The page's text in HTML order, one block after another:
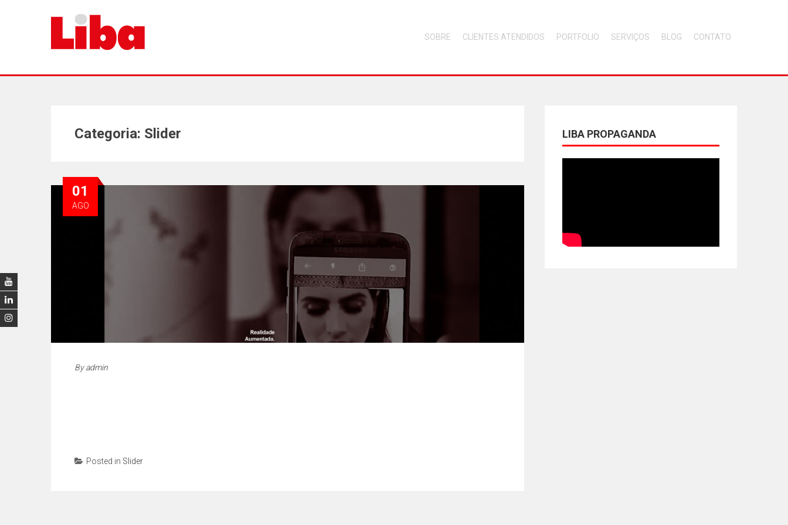
SOBRE CLIENTES ATENDIDOS PORTFOLIO SERVIÇOS BLOG CONTATO
Categoria: Slider
01
AGO
Byadmin
Posted in Slider
LIBA PROPAGANDA